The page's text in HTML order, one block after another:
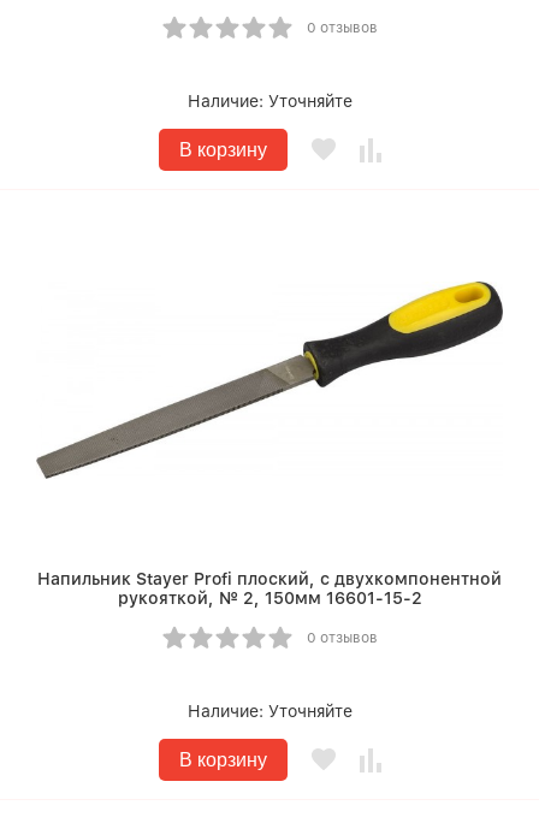
0 отзывов
Наличие: Уточняйте
В корзину
Напильник Stayer Profi плоский, с двухкомпонентной
рукояткой, № 2, 150мм 16601-15-2
0 отзывов
Наличие: Уточняйте
В корзину